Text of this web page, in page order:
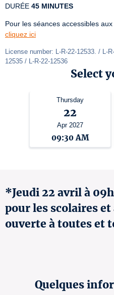
DURÉE 45 MINUTES
cliquez ici
License number: L-R-22-12533. / L-
12535 / L-R-22-12536
Select
Thursday
22
Apr 2027
09:30 AM
Quelques
*Jeudi 22 avril à
pour les scolaires
ouverte à toutes et